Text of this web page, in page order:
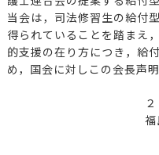
当会は，司法修習生の給付
得られていることを踏まえ
的支援の在り方につき，給
め，国会に対しこの会長声